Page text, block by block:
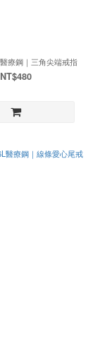
療鋼｜三角尖端戒指
NT$480